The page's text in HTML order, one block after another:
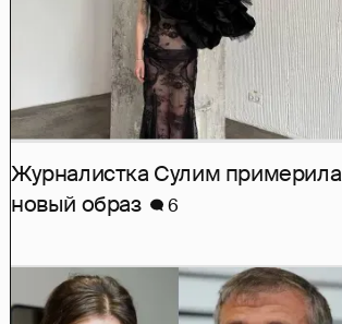
Журналистка Сулим примерила
новый образ
6